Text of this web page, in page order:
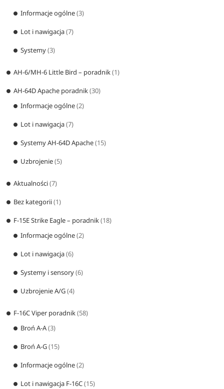
Informacje ogólne(3)
Lot i nawigacja(7)
Systemy(3)
AH-6/MH-6 Little Bird – poradnik(1)
AH-64D Apache poradnik(30)
Informacje ogólne(2)
Lot i nawigacja(7)
Systemy AH-64D Apache(15)
Uzbrojenie(5)
Aktualności(7)
Bez kategorii(1)
F-15E Strike Eagle – poradnik(18)
Informacje ogólne(2)
Lot i nawigacja(6)
Systemy i sensory(6)
Uzbrojenie A/G(4)
F-16C Viper poradnik(58)
Broń A-A(3)
Broń A-G(15)
Informacje ogólne(2)
Lot i nawigacja F-16C(15)